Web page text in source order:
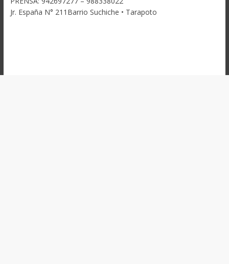
Jr. España N° 211Barrio Suchiche • Tarapoto